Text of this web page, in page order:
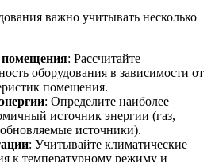
важно учитывать несколько
: Рассчитайте
оборудования в зависимости от
помещения.
: Определите наиболее
источник энергии (газ,
источники).
: Учитывайте климатические
к температурному режиму и